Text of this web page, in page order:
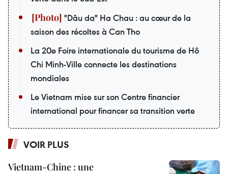
"Dâu da" Ha Chau : au cœur de la
saison des récoltes à Can Tho
La 20e Foire internationale du tourisme de Hô
Chi Minh-Ville connecte les destinations
mondiales
Le Vietnam mise sur son Centre financier
international pour financer sa transition verte
VOIR PLUS
Vietnam-Chine : une